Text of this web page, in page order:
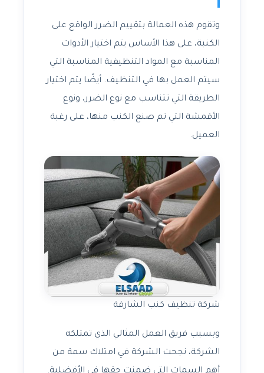
وتقوم هذه العمالة بتقييم الضرر الواقع على
الكنبة، على هذا الأساس يتم اختيار الأدوات
المناسبة مع المواد التنظيفية المناسبة التي
سيتم العمل بها في التنظيف. أيضًا يتم اختيار
الطريقة التي تتناسب مع نوع الضرر، ونوع
الأقمشة التي تم صنع الكنب منها، على رغبة
العميل.
شركة تنظيف كنب الشارقة
وبسبب فريق العمل المثالي الذي تمتلكه
الشركة، نجحت الشركة في امتلاك سمة من